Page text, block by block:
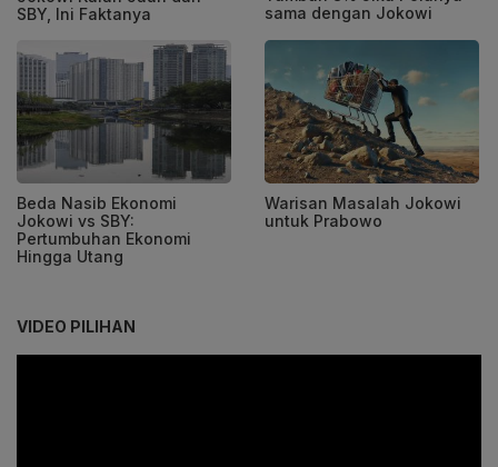
SBY, Ini Faktanya
sama dengan Jokowi
Beda Nasib Ekonomi
Jokowi vs SBY:
Pertumbuhan Ekonomi
Hingga Utang
Warisan Masalah Jokowi
untuk Prabowo
VIDEO PILIHAN